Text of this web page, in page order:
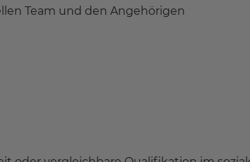
Team und den Angehörigen